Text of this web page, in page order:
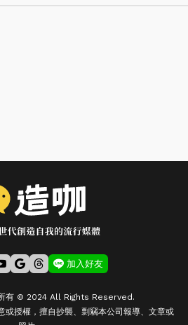
加入好友
有 © 2024 All Rights Reserved.
或授權，擅自抄襲、剽竊本公司報導、文章或